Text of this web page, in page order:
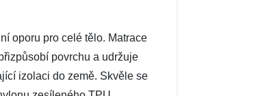
oporu pro celé tělo. Matrace
povrchu a udržuje
izolaci do země. Skvěle se